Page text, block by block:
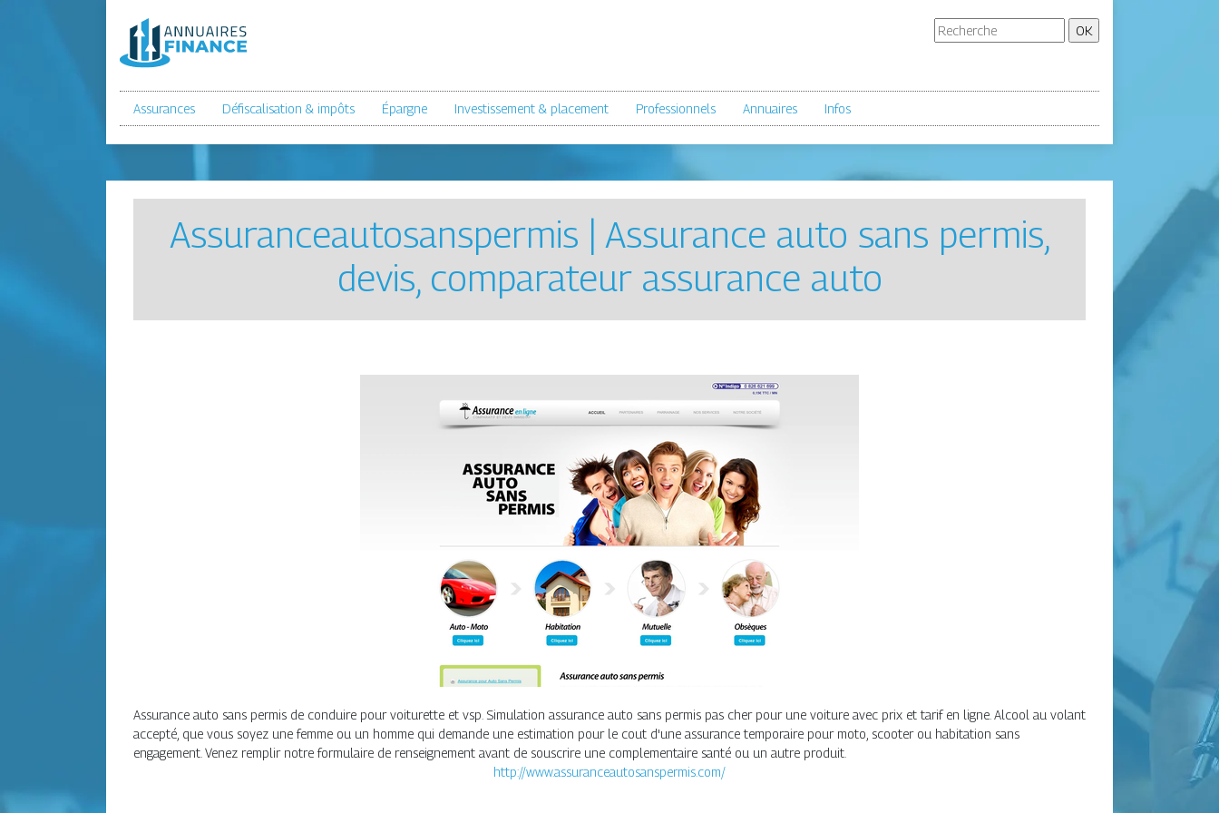
Assurances Défiscalisation & impôts Épargne Investissement & placement Professionnels Annuaires Infos
As­suranceauto­sansper­mis | Assurance auto sans permis,
devis, comparateur assurance auto
Assurance auto sans permis de conduire pour voiturette et vsp. Simulation assurance auto sans permis pas cher pour une voiture avec prix et tarif en ligne. Alcool au volant
accepté, que vous soyez une femme ou un homme qui demande une estimation pour le cout d'une assurance temporaire pour moto, scooter ou habitation sans
engagement. Venez remplir notre formulaire de renseignement avant de souscrire une complementaire santé ou un autre produit.
http://www.assuranceautosanspermis.com/